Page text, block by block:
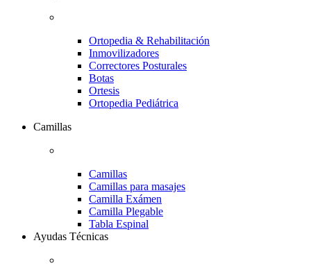
Ortopedia & Rehabilitación
Inmovilizadores
Correctores Posturales
Botas
Ortesis
Ortopedia Pediátrica
Camillas
Camillas
Camillas para masajes
Camilla Exámen
Camilla Plegable
Tabla Espinal
Ayudas Técnicas